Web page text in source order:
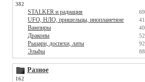
382
STALKER и радиация 69
UFO, НЛО, пришельцы, инопланетяне 41
Вампиры 40
Драконы 52
Рыцари, доспехи, латы 92
Эльфы 88
Разное
162